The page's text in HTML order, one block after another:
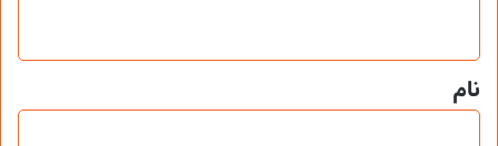
*
نام